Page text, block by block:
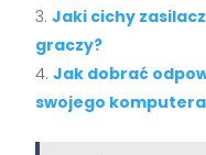
Jaki cichy
graczy?
Jak dobrać
swojego